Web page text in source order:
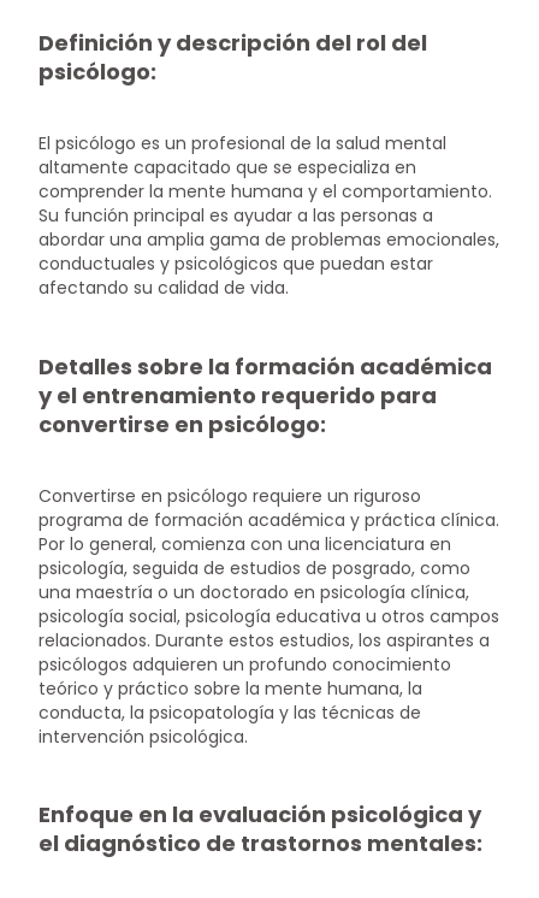
Definición y descripción del rol del
psicólogo:
El psicólogo es un profesional de la salud mental
altamente capacitado que se especializa en
comprender la mente humana y el comportamiento.
Su función principal es ayudar a las personas a
abordar una amplia gama de problemas emocionales,
conductuales y psicológicos que puedan estar
afectando su calidad de vida.
Detalles sobre la formación académica
y el entrenamiento requerido para
convertirse en psicólogo:
Convertirse en psicólogo requiere un riguroso
programa de formación académica y práctica clínica.
Por lo general, comienza con una licenciatura en
psicología, seguida de estudios de posgrado, como
una maestría o un doctorado en psicología clínica,
psicología social, psicología educativa u otros campos
relacionados. Durante estos estudios, los aspirantes a
psicólogos adquieren un profundo conocimiento
teórico y práctico sobre la mente humana, la
conducta, la psicopatología y las técnicas de
intervención psicológica.
Enfoque en la evaluación psicológica y
el diagnóstico de trastornos mentales: